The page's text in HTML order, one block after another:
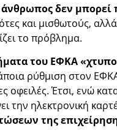
άνθρωπος δεν
και μισθωτούς,
το πρόβλημα.
του ΕΦΚΑ
ρύθμιση στον
οφειλές. Έτσι, ενώ
την ηλεκτρονική
της